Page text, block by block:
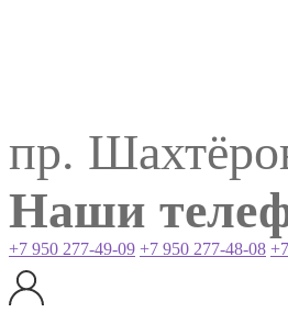
пр.
Наши
+7 950 277-49-09 +7 950 277-48-08